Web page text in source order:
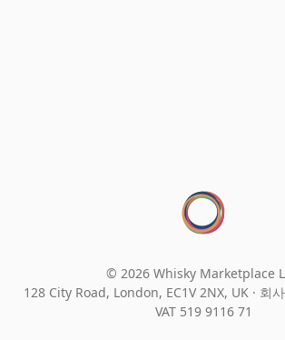
© 2026 Whisky Marketplace
128 City Road, London, EC1V 2NX, UK · 회
VAT 519 9116 71